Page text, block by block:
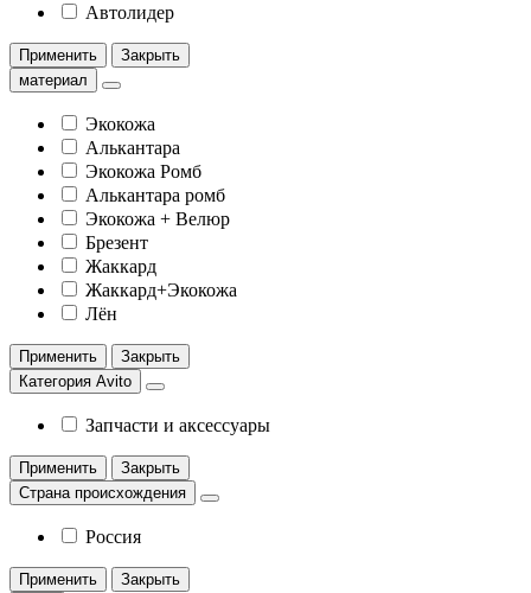
Автолидер
Применить
Закрыть
материал
Экокожа
Алькантара
Экокожа Ромб
Алькантара ромб
Экокожа + Велюр
Брезент
Жаккард
Жаккард+Экокожа
Лён
Применить
Закрыть
Категория Avito
Запчасти и аксессуары
Применить
Закрыть
Страна происхождения
Россия
Применить
Закрыть